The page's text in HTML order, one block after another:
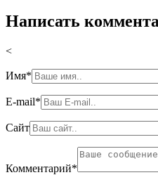
Написать
<
Имя*
E-mail*
Сайт
Комментарий*